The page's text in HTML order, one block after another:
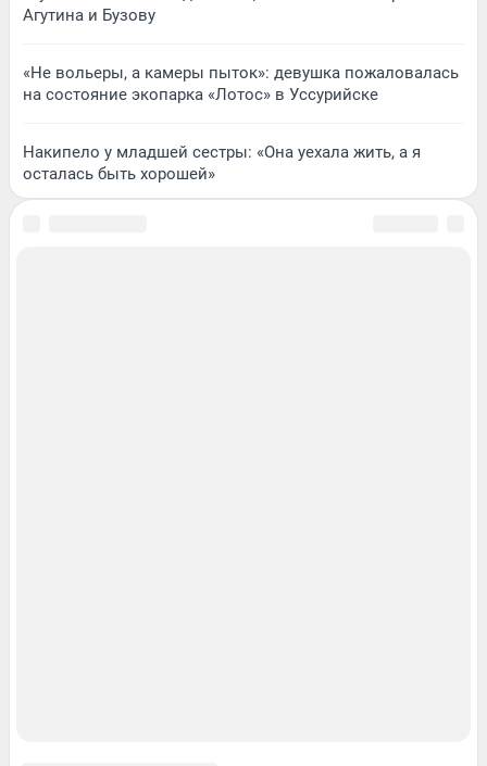
Агутина и Бузову
«Не вольеры, а камеры пыток»: девушка пожаловалась
на состояние экопарка «Лотос» в Уссурийске
Накипело у младшей сестры: «Она уехала жить, а я
осталась быть хорошей»